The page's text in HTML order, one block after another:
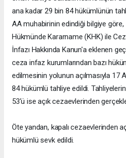
ana kadar 29 bin 84 hükümlünün
AA muhabirinin edindiği bilgiye göre,
Hükmünde Kararname (KHK) ile
İnfazı Hakkında Kanun'a eklenen
ceza infaz kurumlarından bazı
edilmesinin yolunun açılmasıyla 17
84 hükümlü tahliye edildi.
53'ü ise açık cezaevlerinden
Öte yandan, kapalı cezaevlerinden
hükümlü sevk edildi.